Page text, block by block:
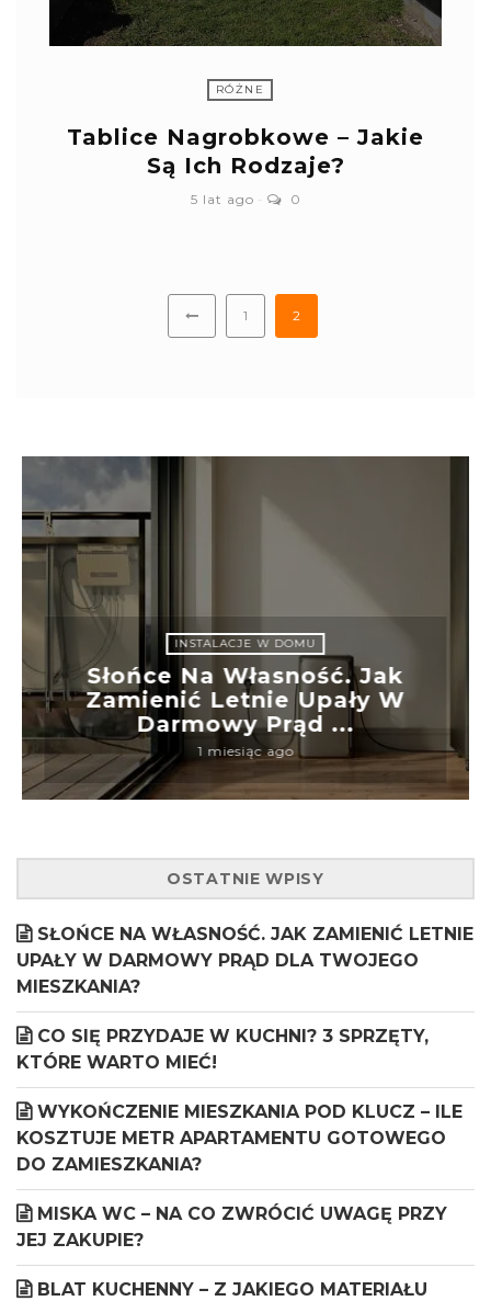
RÓŻNE
Tablice Nagrobkowe – Jakie
Są Ich Rodzaje?
5 lat ago 0
1 2
INSTALACJE W DOMU
Słońce Na Własność. Jak
Zamienić Letnie Upały W
Darmowy Prąd ...
1 miesiąc ago
OSTATNIE WPISY
SŁOŃCE NA WŁASNOŚĆ. JAK ZAMIENIĆ LETNIE
UPAŁY W DARMOWY PRĄD DLA TWOJEGO
MIESZKANIA?
CO SIĘ PRZYDAJE W KUCHNI? 3 SPRZĘTY,
KTÓRE WARTO MIEĆ!
WYKOŃCZENIE MIESZKANIA POD KLUCZ – ILE
KOSZTUJE METR APARTAMENTU GOTOWEGO
DO ZAMIESZKANIA?
MISKA WC – NA CO ZWRÓCIĆ UWAGĘ PRZY
JEJ ZAKUPIE?
BLAT KUCHENNY – Z JAKIEGO MATERIAŁU